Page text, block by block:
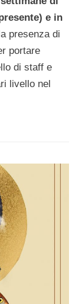
e in
presenza di
portare
di staff e
livello nel